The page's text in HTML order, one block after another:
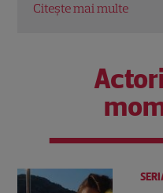
Citește mai multe